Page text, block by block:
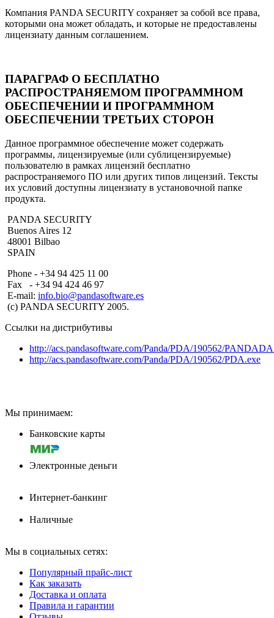
Компания PANDA SECURITY сохраняет за собой все права,
которыми она может обладать, и которые не предоставлены
лицензиату данным соглашением.
ПАРАГРАФ О БЕСПЛАТНО
РАСПРОСТРАНЯЕМОМ ПРОГРАММНОМ
ОБЕСПЕЧЕНИИ И ПРОГРАММНОМ
ОБЕСПЕЧЕНИИ ТРЕТЬИХ СТОРОН
Данное программное обеспечение может содержать
программы, лицензируемые (или сублицензируемые)
пользователю в рамках лицензий бесплатно
распространяемого ПО или других типов лицензий. Тексты
их условий доступны лицензиату в установочной папке
продукта.
PANDA SECURITY
Buenos Aires 12
48001 Bilbao
SPAIN
Phone - +34 94 425 11 00
Fax - +34 94 424 46 97
E-mail: info.bio@pandasoftware.es
(c) PANDA SECURITY 2005.
Ссылки на дистрибутивы
http://acs.pandasoftware.com/Panda/PDA/190562/
http://acs.pandasoftware.com/Panda/PDA/190562/PDA.exe
Мы принимаем:
Банковские карты
Электронные деньги
Интернет-банкинг
Наличные
Мы в социальных сетях:
Популярный прайс-лист
Как заказать
Доставка и оплата
Правила и гарантии